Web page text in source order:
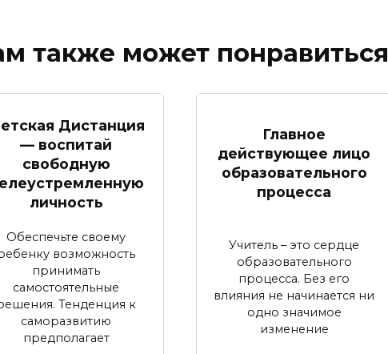
также может понравиться
Дистанция
— воспитай
свободную
личность
Обеспечьте своему
возможность
принимать
самостоятельные
Тенденция к
саморазвитию
предполагает
Главное
действующее лицо
образовательного
процесса
Учитель – это сердце
образовательного
процесса. Без его
влияния не начинается ни
одно значимое
изменение